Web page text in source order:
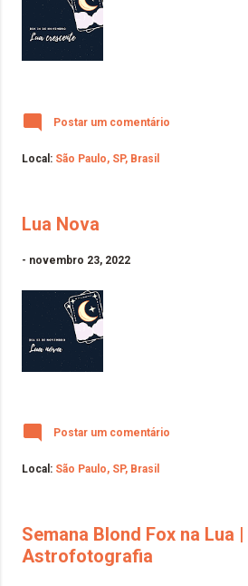
Postar um comentário
Local: São Paulo, SP, Brasil
Lua Nova
- novembro 23, 2022
Postar um comentário
Local: São Paulo, SP, Brasil
Semana Blond Fox na Lua |
Astrofotografia